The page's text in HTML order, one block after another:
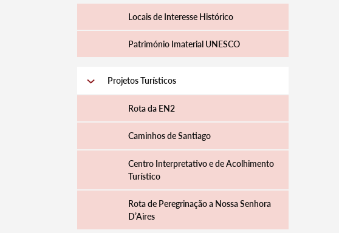
Locais de Interesse Histórico
Património Imaterial UNESCO
Projetos Turísticos
Rota da EN2
Caminhos de Santiago
Centro Interpretativo e de Acolhimento
Turístico
Rota de Peregrinação a Nossa Senhora
D’Aires